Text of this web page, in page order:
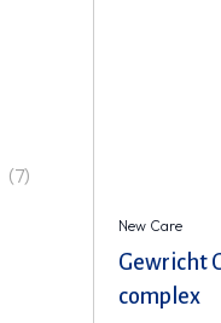
(7)
New Care
Gewricht
complex